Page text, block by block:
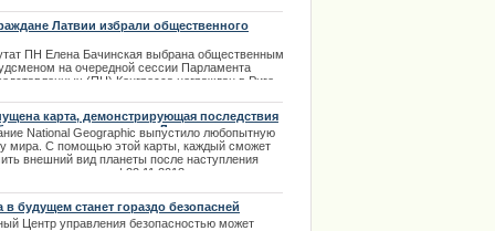
умерли моментально.
Латвии избрали общественного
ПН Елена Бачинская выбрана общественным
на очередной сессии Парламента
(ПН) Конгресса неграждан в Риге.
акцентируется внимание на том, что Латвия
поднять права человека до европейских
и решить проблему с "безгражданством".
карта, демонстрирующая последствия
потепления для Латвии и всего
National Geographic выпустило любопытную
мира. С помощью этой карты, каждый сможет
внешний вид планеты после наступления
потепления. | 22.11.2013
в будущем станет гораздо безопасней
Центр управления безопасностью может